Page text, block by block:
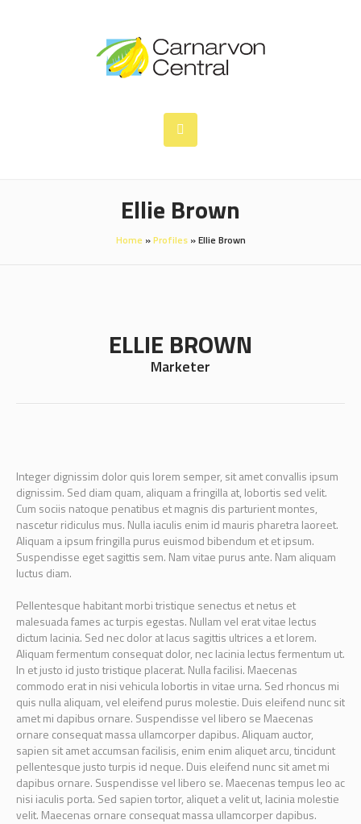
Ellie Brown
Home »Profiles»Ellie Brown
ELLIE BROWN
Marketer
Integer dignissim dolor quis lorem semper, sit amet convallis ipsum
dignissim. Sed diam quam, aliquam a fringilla at, lobortis sed velit.
Cum sociis natoque penatibus et magnis dis parturient montes,
nascetur ridiculus mus. Nulla iaculis enim id mauris pharetra laoreet.
Aliquam a ipsum fringilla purus euismod bibendum et et ipsum.
Suspendisse eget sagittis sem. Nam vitae purus ante. Nam aliquam
luctus diam.
Pellentesque habitant morbi tristique senectus et netus et
malesuada fames ac turpis egestas. Nullam vel erat vitae lectus
dictum lacinia. Sed nec dolor at lacus sagittis ultrices a et lorem.
Aliquam fermentum consequat dolor, nec lacinia lectus fermentum ut.
In et justo id justo tristique placerat. Nulla facilisi. Maecenas
commodo erat in nisi vehicula lobortis in vitae urna. Sed rhoncus mi
quis nulla aliquam, vel eleifend purus molestie. Duis eleifend nunc sit
amet mi dapibus ornare. Suspendisse vel libero se Maecenas
ornare consequat massa ullamcorper dapibus. Aliquam auctor,
sapien sit amet accumsan facilisis, enim enim aliquet arcu, tincidunt
pellentesque justo turpis id neque. Duis eleifend nunc sit amet mi
dapibus ornare. Suspendisse vel libero se. Maecenas tempus leo ac
nisi iaculis porta. Sed sapien tortor, aliquet a velit ut, lacinia molestie
velit. Maecenas ornare consequat massa ullamcorper dapibus.